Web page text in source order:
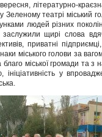
літературно-
Зеленому театрі міський
людей різних
щирі слова
приватні
міського голови за
благо міської громади та
у